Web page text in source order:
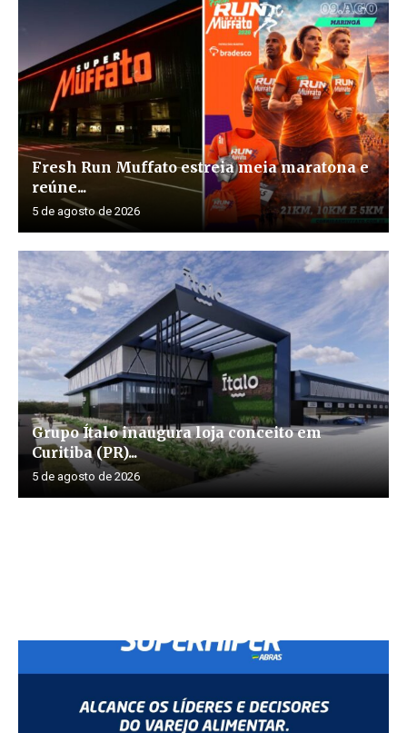
Fresh Run Muffato estreia meia maratona e
reúne...
5 de agosto de 2026
Grupo Ítalo inaugura loja conceito em
Curitiba (PR)...
5 de agosto de 2026